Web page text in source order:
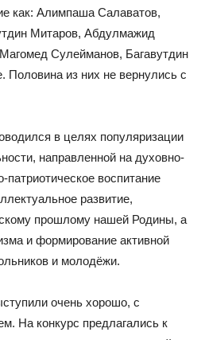
как: Алимпаша Салаватов,
Митаров, Абдулмажид
Сулейманов, Багавутдин
Половина из них не вернулись с
в целях популяризации
направленной на духовно-
патриотическое воспитание
развитие,
прошлому нашей Родины, а
и формирование активной
и молодёжи.
очень хорошо, с
На конкурс предлагались к